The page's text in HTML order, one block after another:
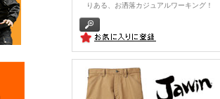
りある、お洒落カジュアルワーキング！